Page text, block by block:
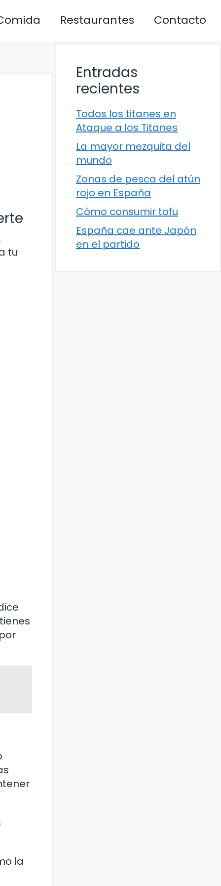
Restaurantes Contacto
tu
la
Entradas
recientes
Todos los titanes en
Ataque a los Titanes
La mayor mezquita del
mundo
Zonas de pesca del atún
rojo en España
Cómo consumir tofu
España cae ante Japón
en el partido